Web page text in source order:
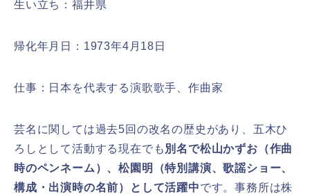
生い立ち：福井県
帰化年月日：1973年4月18日
仕事：日本を代表する演歌歌手、作曲家
芸名に関しては過去5回の改名の歴史があり、五木ひ
ろしとして活動する現在でも 別名で松山かずお（作曲
時のペンネーム）、松園明（特別講演、歌謡ショー、
構成・出演時の名前）として活躍中です。事務所は株